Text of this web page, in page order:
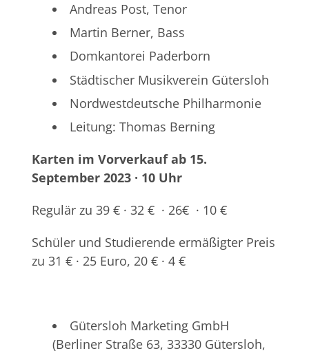
Andreas Post, Tenor
Martin Berner, Bass
Domkantorei Paderborn
Städtischer Musikverein Gütersloh
Nordwestdeutsche Philharmonie
Leitung: Thomas Berning
Karten im Vorverkauf ab 15.
September 2023 · 10 Uhr
Regulär zu 39 € · 32 € · 26€ · 10 €
Schüler und Studierende ermäßigter Preis
zu 31 € · 25 Euro, 20 € · 4 €
Gütersloh Marketing GmbH
(Berliner Straße 63, 33330 Gütersloh,